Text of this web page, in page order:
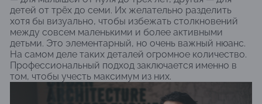
детей от трёх до семи. Их желательно разделить
хотя бы визуально, чтобы избежать столкновений
между совсем маленькими и более активными
детьми. Это элементарный, но очень важный нюанс.
На самом деле таких деталей огромное количество.
Профессиональный подход заключается именно в
том, чтобы учесть максимум из них.